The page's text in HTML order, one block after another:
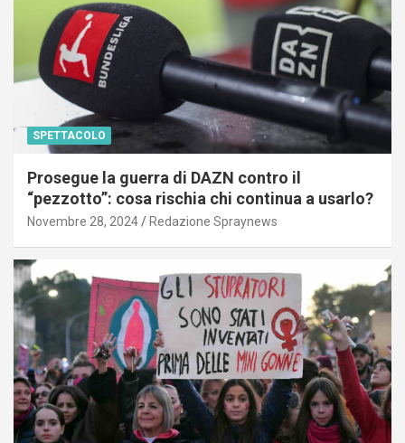
SPETTACOLO
Prosegue la guerra di DAZN contro il
“pezzotto”: cosa rischia chi continua a usarlo?
Novembre 28, 2024 Redazione Spraynews